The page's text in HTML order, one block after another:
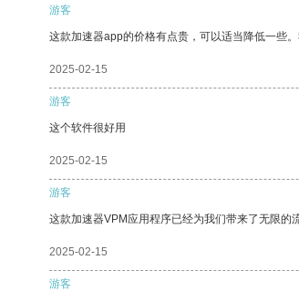
游客
这款加速器app的价格有点贵，可以适当降低一些
2025-02-15
游客
这个软件很好用
2025-02-15
游客
这款加速器VPM应用程序已经为我们带来了无限的
2025-02-15
游客